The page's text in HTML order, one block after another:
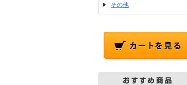
その他